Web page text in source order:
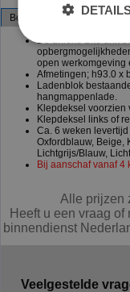
Beschrijving
Specificaties
De unieke Bite unit
open werkomgeving
Afmetingen; h93.0 x
Ladenblok
hangmappenlade.
Klepdeksel voorzien
Klepdeksel links of
Ca. 6 weken levertijd
Oxfordblauw, Beige,
Lichtgrijs/Blauw,
Bij aanschaf vanaf 4
Alle prijzen
Heeft u een vraag of
binnendienst
Veelgestelde